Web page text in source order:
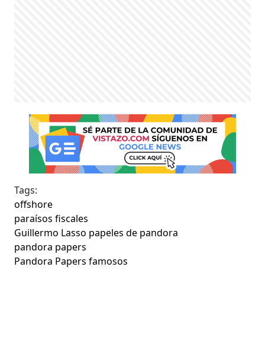
Tags:
offshore
paraísos fiscales
Guillermo Lasso papeles de pandora
pandora papers
Pandora Papers famosos